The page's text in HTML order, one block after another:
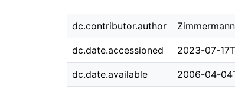
dc.contributor.author
dc.date.accessioned 2023-07-
dc.date.available 2006-04-